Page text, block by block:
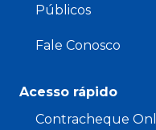
Públicos
Fale Conosco
Acesso rápido
Contracheque